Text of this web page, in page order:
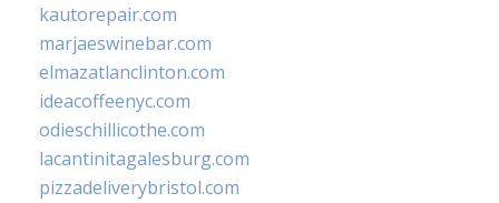
kautorepair.com
marjaeswinebar.com
elmazatlanclinton.com
ideacoffeenyc.com
odieschillicothe.com
lacantinitagalesburg.com
pizzadeliverybristol.com